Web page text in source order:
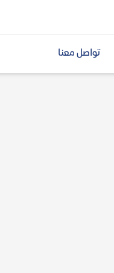
تواصل معنا